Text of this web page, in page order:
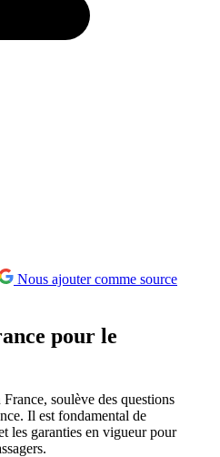
Nous ajouter comme source
pour le
soulève des questions
Il est fondamental de
les garanties en vigueur pour